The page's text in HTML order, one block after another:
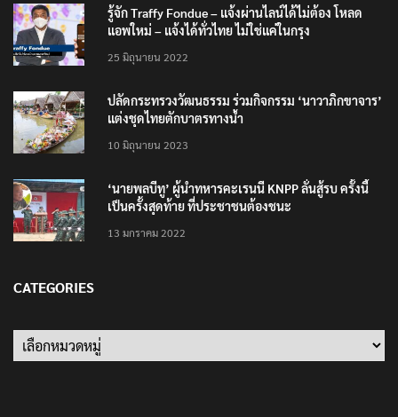
รู้จัก Traffy Fondue – แจ้งผ่านไลน์ได้ไม่ต้อง โหลด
แอพใหม่ – แจ้งได้ทั่วไทย ไม่ใช่แค่ในกรุง
25 มิถุนายน 2022
ปลัดกระทรวงวัฒนธรรม ร่วมกิจกรรม ‘นาวาภิกขาจาร’
แต่งชุดไทยตักบาตรทางน้ำ
10 มิถุนายน 2023
‘นายพลบีทู’ ผู้นำทหารคะเรนนี KNPP ลั่นสู้รบ ครั้งนี้
เป็นครั้งสุดท้าย ที่ประชาชนต้องชนะ
13 มกราคม 2022
CATEGORIES
Categories